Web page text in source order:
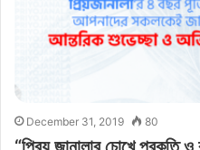
December 31, 2019 80